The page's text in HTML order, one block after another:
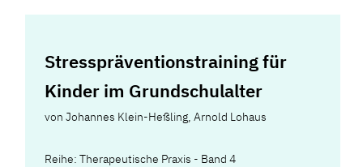
Stresspräventionstraining für
Kinder im Grundschulalter
vonJohannes Klein-Heßling,Arnold Lohaus
Reihe: Therapeutische Praxis - Band 4